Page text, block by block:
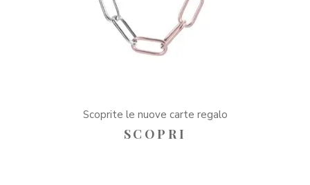
Scoprite le nuove carte regalo
SCOPRI